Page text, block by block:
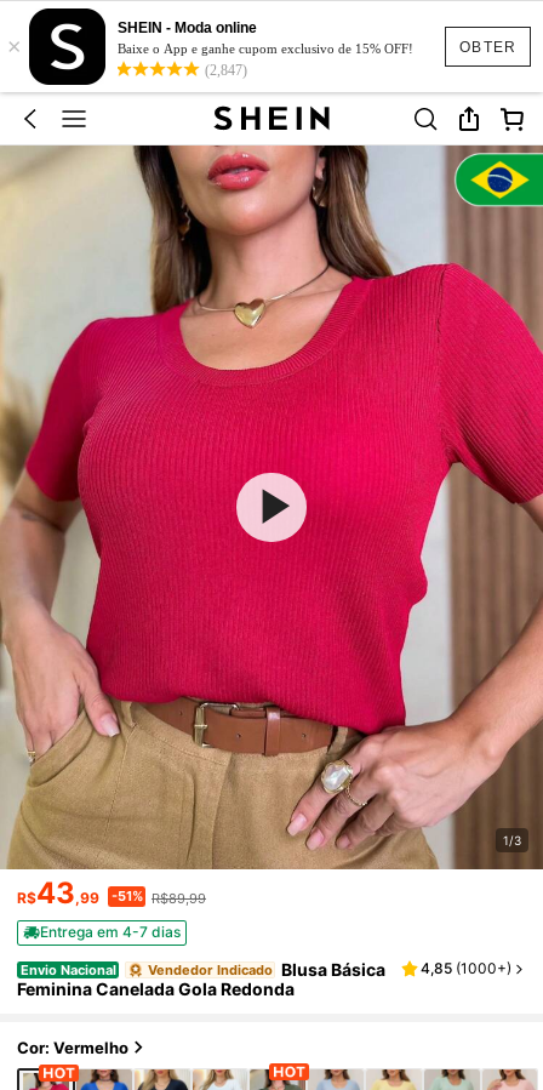
OBTER
×
SHEIN - Moda online
Baixe o App e ganhe cupom exclusivo de 15% OFF!
(2,847)
1/3
R$43,99 -51% R$89,99
Entrega em 4-7 dias
Envio Nacional Vendedor Indicado Blusa Básica
Feminina Canelada Gola Redonda
4,85 (1000+)
Cor: Vermelho